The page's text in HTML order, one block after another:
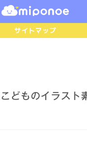
サイトマップ
どものイラスト